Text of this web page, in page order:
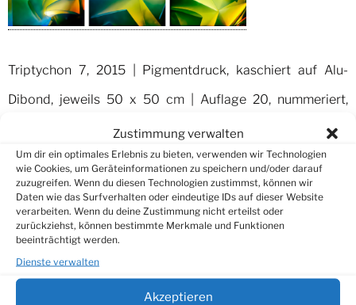
Zustimmung verwalten
Um dir ein optimales Erlebnis zu bieten, verwenden wir Technologien
wie Cookies, um Geräteinformationen zu speichern und/oder darauf
zuzugreifen. Wenn du diesen Technologien zustimmst, können wir
Daten wie das Surfverhalten oder eindeutige IDs auf dieser Website
verarbeiten. Wenn du deine Zustimmung nicht erteilst oder
zurückziehst, können bestimmte Merkmale und Funktionen
beeinträchtigt werden.
Dienste verwalten
Akzeptieren
Trip­ty­chon 7, 2015 | Pig­ment­druck, kaschiert auf Alu-
Dibond, jew­eils 50 x 50 cm | Auflage 20, num­meriert,
Schreibe einen Kommentar
Du musstangemeldetsein, um einen Kommentar abzugeben.
Suchen